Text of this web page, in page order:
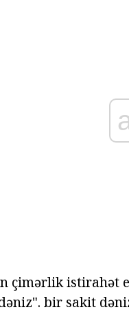
çimərlik istirahət
bir sakit